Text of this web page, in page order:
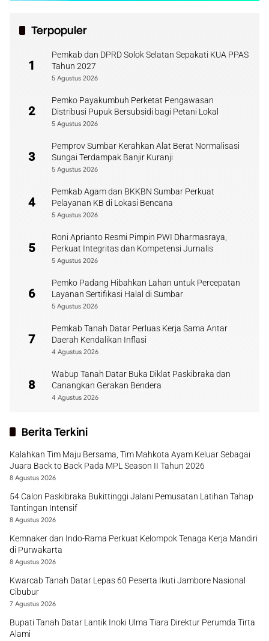
Terpopuler
1
Pemkab dan DPRD Solok Selatan Sepakati KUA PPAS
Tahun 2027
5 Agustus 2026
2
Pemko Payakumbuh Perketat Pengawasan
Distribusi Pupuk Bersubsidi bagi Petani Lokal
5 Agustus 2026
3
Pemprov Sumbar Kerahkan Alat Berat Normalisasi
Sungai Terdampak Banjir Kuranji
5 Agustus 2026
4
Pemkab Agam dan BKKBN Sumbar Perkuat
Pelayanan KB di Lokasi Bencana
5 Agustus 2026
5
Roni Aprianto Resmi Pimpin PWI Dharmasraya,
Perkuat Integritas dan Kompetensi Jurnalis
5 Agustus 2026
6
Pemko Padang Hibahkan Lahan untuk Percepatan
Layanan Sertifikasi Halal di Sumbar
5 Agustus 2026
7
Pemkab Tanah Datar Perluas Kerja Sama Antar
Daerah Kendalikan Inflasi
4 Agustus 2026
8
Wabup Tanah Datar Buka Diklat Paskibraka dan
Canangkan Gerakan Bendera
4 Agustus 2026
Berita Terkini
Kalahkan Tim Maju Bersama, Tim Mahkota Ayam Keluar Sebagai
Juara Back to Back Pada MPL Season II Tahun 2026
8 Agustus 2026
54 Calon Paskibraka Bukittinggi Jalani Pemusatan Latihan Tahap
Tantingan Intensif
8 Agustus 2026
Kemnaker dan Indo-Rama Perkuat Kelompok Tenaga Kerja Mandiri
di Purwakarta
8 Agustus 2026
Kwarcab Tanah Datar Lepas 60 Peserta Ikuti Jambore Nasional
Cibubur
7 Agustus 2026
Bupati Tanah Datar Lantik Inoki Ulma Tiara Direktur Perumda Tirta
Alami